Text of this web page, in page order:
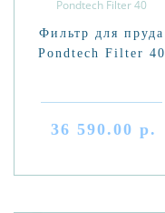
Фильтр для пруда
Pondtech Filter 40
36 590.00 р.